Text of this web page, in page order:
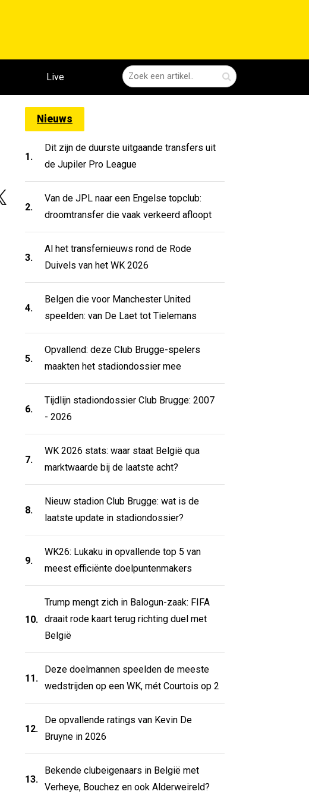
Live
Nieuws
1.
Dit zijn de duurste uitgaande transfers uit
de Jupiler Pro League
2.
Van de JPL naar een Engelse topclub:
droomtransfer die vaak verkeerd afloopt
3.
Al het transfernieuws rond de Rode
Duivels van het WK 2026
4.
Belgen die voor Manchester United
speelden: van De Laet tot Tielemans
5.
Opvallend: deze Club Brugge-spelers
maakten het stadiondossier mee
6.
Tijdlijn stadiondossier Club Brugge: 2007
- 2026
7.
WK 2026 stats: waar staat België qua
marktwaarde bij de laatste acht?
8.
Nieuw stadion Club Brugge: wat is de
laatste update in stadiondossier?
9.
WK26: Lukaku in opvallende top 5 van
meest efficiënte doelpuntenmakers
10.
Trump mengt zich in Balogun-zaak: FIFA
draait rode kaart terug richting duel met
België
11.
Deze doelmannen speelden de meeste
wedstrijden op een WK, mét Courtois op 2
12.
De opvallende ratings van Kevin De
Bruyne in 2026
13.
Bekende clubeigenaars in België met
Verheye, Bouchez en ook Alderweireld?